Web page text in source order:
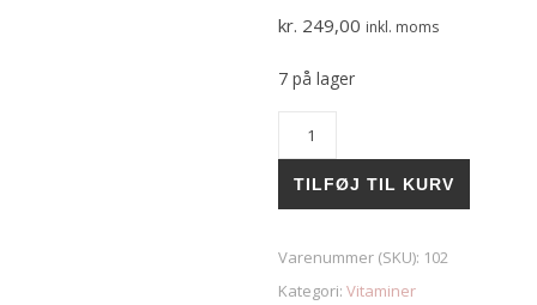
kr. 249,00 inkl. moms
7 på lager
Yuaia Hair Vitamins –
TILFØJ TIL KURV
Varenummer (SKU): 102
Kategori:Vitaminer